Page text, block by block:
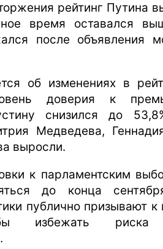
рейтинг Путина
время оставался
после объявления
об изменениях в
доверия к
снизился до
Медведева,
выросли.
к парламентским
до конца
публично призывают
избежать риска